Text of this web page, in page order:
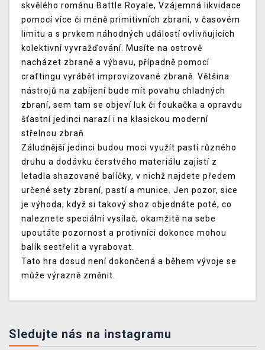
skvělého románu Battle Royale, Vzájemná likvidace
pomocí více či méně primitivních zbraní, v časovém
limitu a s prvkem náhodných událostí ovlivňujících
kolektivní vyvražďování. Musíte na ostrově
nacházet zbraně a výbavu, případně pomocí
craftingu vyrábět improvizované zbraně. Většina
nástrojů na zabíjení bude mít povahu chladných
zbraní, sem tam se objeví luk či foukačka a opravdu
šťastní jedinci narazí i na klasickou moderní
střelnou zbraň.
Záludnější jedinci budou moci využít pastí různého
druhu a dodávku čerstvého materiálu zajistí z
letadla shazované balíčky, v nichž najdete předem
určené sety zbraní, pastí a munice. Jen pozor, sice
je výhoda, když si takový shoz objednáte poté, co
naleznete speciální vysílač, okamžitě na sebe
upoutáte pozornost a protivníci dokonce mohou
balík sestřelit a vyrabovat.
Tato hra dosud není dokončená a během vývoje se
může výrazně změnit.
Sledujte nás na instagramu